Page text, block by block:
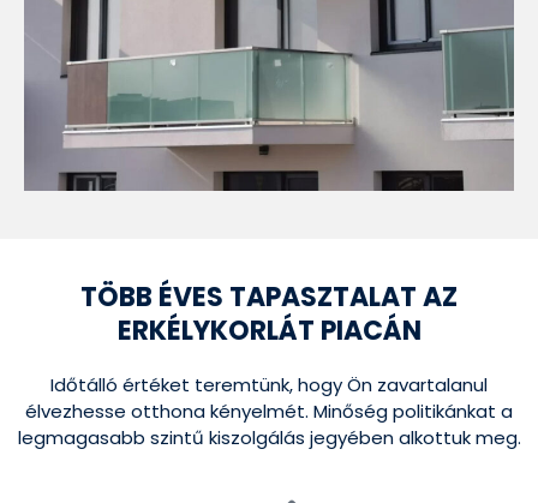
TÖBB ÉVES TAPASZTALAT AZ
ERKÉLYKORLÁT PIACÁN
Időtálló értéket teremtünk, hogy Ön zavartalanul
élvezhesse otthona kényelmét. Minőség politikánkat a
legmagasabb szintű kiszolgálás jegyében alkottuk meg.